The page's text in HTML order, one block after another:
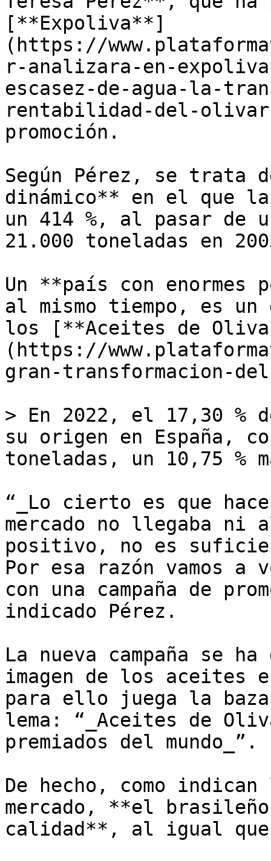
[**Expoliva**]
(https://
r-analizara-en-
escasez-de-agua-la-
rentabilidad-del-olivar)
promoción.
Según Pérez, se trata
dinámico** en el que
un 414 %, al pasar de
21.000 toneladas en
Un **país con
al mismo tiempo, es
los [**Aceites de Oliva
(https://
gran-transformacion-
> En 2022, el 17,30 %
su origen en España,
toneladas, un 10,75 %
“_Lo cierto es que
mercado no llegaba ni
positivo, no es
Por esa razón vamos a
con una campaña de
indicado Pérez.
La nueva campaña se
imagen de los aceites
para ello juega la
lema: “_Aceites de
premiados del mundo_”.
De hecho, como
mercado, **el
calidad**, al igual